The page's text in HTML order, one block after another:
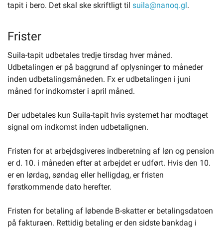
tapit i bero. Det skal ske skriftligt til suila@nanoq.gl.
Frister
Suila-tapit udbetales tredje tirsdag hver måned.
Udbetalingen er på baggrund af oplysninger to måneder
inden udbetalingsmåneden. Fx er udbetalingen i juni
måned for indkomster i april måned.
Der udbetales kun Suila-tapit hvis systemet har modtaget
signal om indkomst inden udbetalignen.
Fristen for at arbejdsgiveres indberetning af løn og pension
er d. 10. i måneden efter at arbejdet er udført. Hvis den 10.
er en lørdag, søndag eller helligdag, er fristen
førstkommende dato herefter.
Fristen for betaling af løbende B-skatter er betalingsdatoen
på fakturaen. Rettidig betaling er den sidste bankdag i